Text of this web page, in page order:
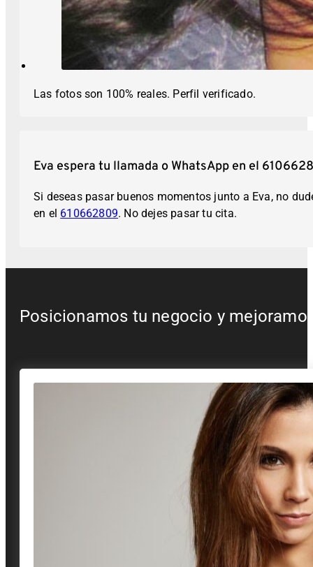
Las fotos son 100% reales. Perfil verificado.
Eva espera tu llamada o WhatsApp en el
Si deseas pasar buenos momentos junto a Eva, no
en el 610662809. No dejes pasar tu cita.
Posicionamos tu negocio y